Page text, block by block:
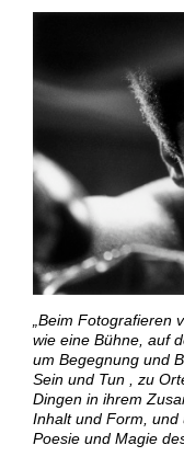
„Beim Fotografieren
wie eine Bühne, auf
um Begegnung und
Sein und Tun , zu
Dingen in ihrem
Inhalt und Form, und
Poesie und Magie